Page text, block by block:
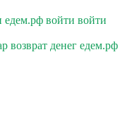
едем.рф войти войти
возврат денег едем.рф